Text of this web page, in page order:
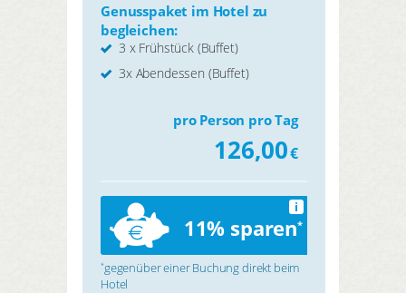
Genusspaket im Hotel zu
begleichen:
3 x Frühstück (Buffet)
3x Abendessen (Buffet)
pro Person pro Tag
126,00€
11% sparen*
i
*gegenüber einer Buchung direkt beim
Hotel